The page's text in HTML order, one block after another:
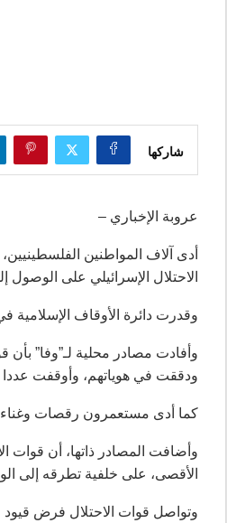
شاركها
عروبة الإخباري –
أدى آلاف المواطنين
الاحتلال الإسرائيلي على الوصول
وقدرت دائرة الأوقاف الإسلامية في القدس، أن نحو 40 ألف مصلٍ،
وأفادت مصادر محلية لـ”وفا” بأن
ودققت في هوياتهم، وأوقفت
كما أدى مستعمرون رقصات وغناء
وأضافت المصادر ذاتها، أن
الأقصى، على خلفية تطرقه إلى
وتواصل قوات الاحتلال فرض